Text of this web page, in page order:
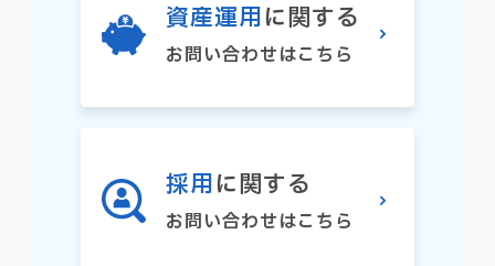
資産運用に関する
お問い合わせはこちら
採用に関する
お問い合わせはこちら